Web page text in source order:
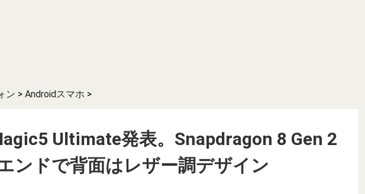
ン > Androidスマホ >
Ultimate発表。Snapdragon 8 Gen 2
ンドで背面はレザー調デザイン